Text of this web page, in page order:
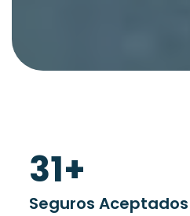
58+
Seguros Aceptados